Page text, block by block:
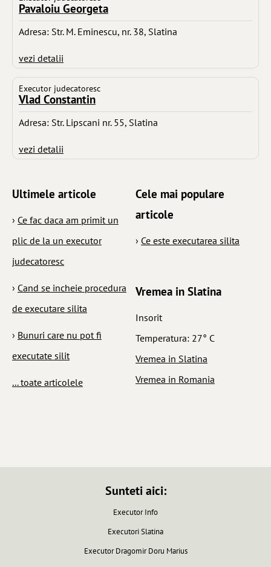
Pavaloiu Georgeta
Adresa: Str. M. Eminescu, nr. 38, Slatina
vezi detalii
Executor judecatoresc
Vlad Constantin
Adresa: Str. Lipscani nr. 55, Slatina
vezi detalii
Ultimele articole
› Ce fac daca am primit un
plic de la un executor
judecatoresc
› Cand se incheie procedura
de executare silita
› Bunuri care nu pot fi
executate silit
... toate articolele
Cele mai populare
articole
› Ce este executarea silita
Vremea in Slatina
Insorit
Temperatura: 27° C
Vremea in Slatina
Vremea in Romania
Sunteti aici:
Executor Info
Executori Slatina
Executor Dragomir Doru Marius